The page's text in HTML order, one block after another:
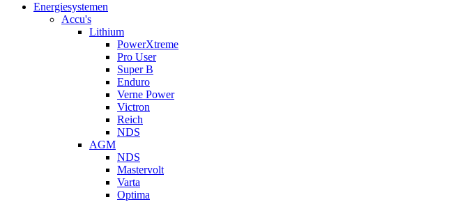
Energiesystemen
Accu's
Lithium
PowerXtreme
Pro User
Super B
Enduro
Verne Power
Victron
Reich
NDS
AGM
NDS
Mastervolt
Varta
Optima